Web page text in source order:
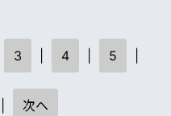
3 4 5
次へ